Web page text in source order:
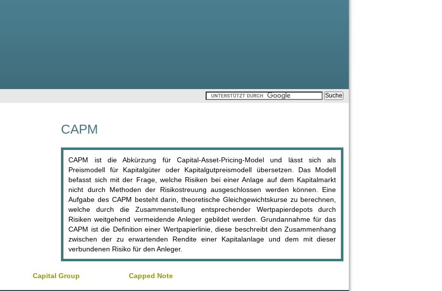
CAPM
CAPM ist die Abkürzung für Capital-Asset-Pricing-Model und lässt sich als
Preismodell für Kapitalgüter oder Kapitalgutpreismodell übersetzen. Das Modell
befasst sich mit der Frage, welche Risiken bei einer Anlage auf dem Kapitalmarkt
nicht durch Methoden der Risikostreuung ausgeschlossen werden können. Eine
Aufgabe des CAPM besteht darin, theoretische Gleichgewichtskurse zu berechnen,
welche durch die Zusammenstellung entsprechender Wertpapierdepots durch
Risiken weitgehend vermeidende Anleger gebildet werden. Grundannahme für das
CAPM ist die Definition einer Wertpapierlinie, diese beschreibt den Zusammenhang
zwischen der zu erwartenden Rendite einer Kapitalanlage und dem mit dieser
verbundenen Risiko für den Anleger.
Capital Group Capped Note